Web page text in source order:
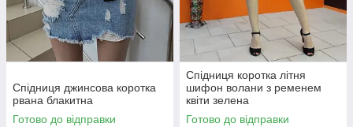
Cпідниця джинсова коротка
рвана блакитна
Готово до відправки
Спідниця коротка літня
шифон волани з ременем
квіти зелена
Готово до відправки